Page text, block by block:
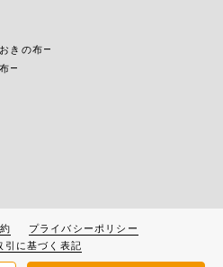
きの布―
―
プライバシーポリシー
引に基づく表記